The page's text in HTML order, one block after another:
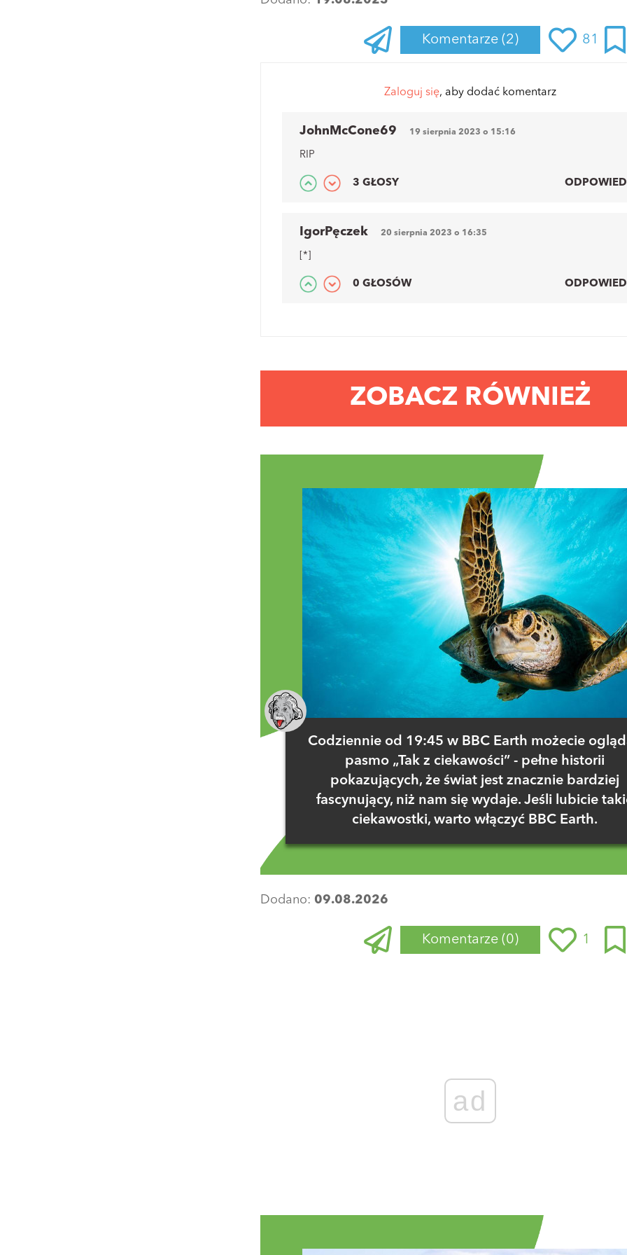
Komentarze (2) 81
Zaloguj się, aby dodać komentarz
JohnMcCone69 19 sierpnia 2023 o 15:16
RIP
3 GŁOSY
IgorPęczek 20 sierpnia 2023 o 16:35
[*]
0 GŁOSÓW
ZOBACZ RÓWNIEŻ
Codziennie od 19:45 w BBC Earth możecie
pasmo „Tak z ciekawości” - pełne historii
pokazujących, że świat jest znacznie bardziej
fascynujący, niż nam się wydaje. Jeśli lubicie
ciekawostki, warto włączyć BBC Earth.
Dodano: 09.08.2026
Komentarze (0) 1
ad